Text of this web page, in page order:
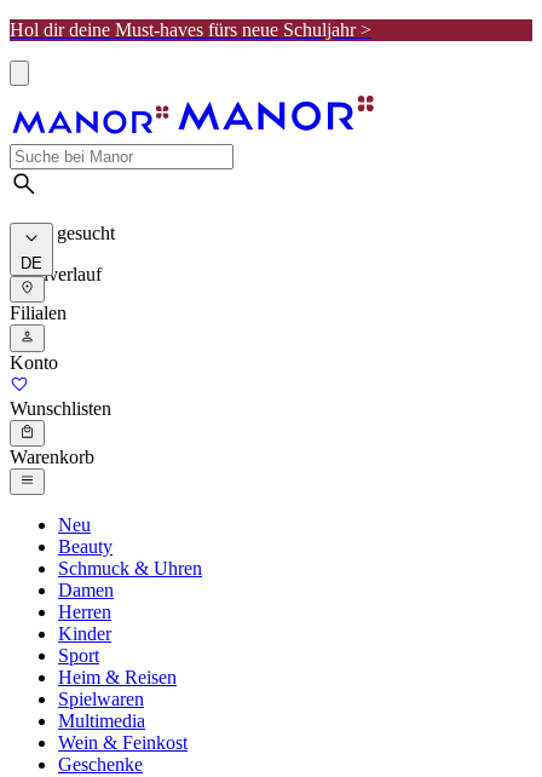
Hol dir deine Must-haves fürs neue Schuljahr >
Meist gesucht
Suchverlauf
DE
Filialen
Konto
Wunschlisten
Warenkorb
Neu
Beauty
Schmuck & Uhren
Damen
Herren
Kinder
Sport
Heim & Reisen
Spielwaren
Multimedia
Wein & Feinkost
Geschenke